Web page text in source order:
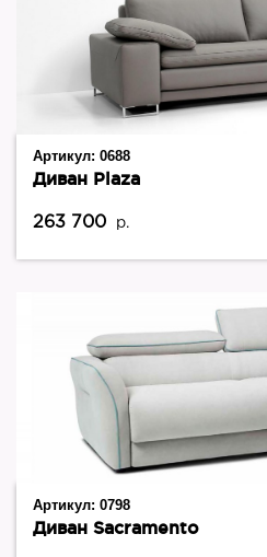
Артикул: 0688
Диван Plaza
263 700 р.
Артикул: 0798
Диван Sacramento